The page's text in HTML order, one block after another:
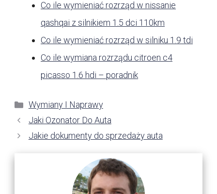
Co ile wymieniać rozrząd w nissanie
qashqai z silnikiem 1.5 dci 110km
Co ile wymieniać rozrząd w silniku 1.9 tdi
Co ile wymiana rozrządu citroen c4
picasso 1.6 hdi – poradnik
Kategorie
Wymiany I Naprawy
Jaki Ozonator Do Auta
Jakie dokumenty do sprzedaży auta